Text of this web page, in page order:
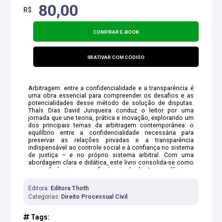
R$ 80,00
COMPRAR E-BOOK
ATIVAR COM CÓDIGO
Arbitragem: entre a confidencialidade e a transparência é
uma obra essencial para compreender os desafios e as
potencialidades desse método de solução de disputas.
Thaís Dias David Junqueira conduz o leitor por uma
jornada que une teoria, prática e inovação, explorando um
dos principais temas da arbitragem contemporânea: o
equilíbrio entre a confidencialidade necessária para
preservar as relações privadas e a transparência
indispensável ao controle social e à confiança no sistema
de justiça – e no próprio sistema arbitral. Com uma
abordagem clara e didática, este livro consolida-se como
uma referência para profissionais do direito, acadêmicos
arbitragem pode equilibrar confidencialidade e
transparência em um mundo cada vez mais conectado e
globalizado.
Editora: Editora Thoth
Categorias: Direito Processual Civil
Tags: